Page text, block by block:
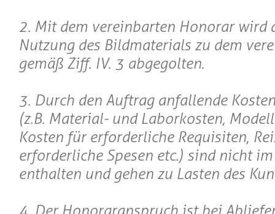
2. Mit dem vereinbarten Honorar wird
Nutzung des Bildmaterials zu dem
gemäß Ziff. IV. 3 abgegolten.
3. Durch den Auftrag anfallende
(z.B. Material- und Laborkosten,
Kosten für erforderliche Requisiten,
erforderliche Spesen etc.) sind nicht
enthalten und gehen zu Lasten des